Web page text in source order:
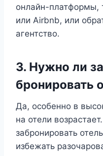
онлайн-платформы,
или Airbnb, или
агентство.
3. Нужно ли
бронировать
Да, особенно в
на отели
забронировать
избежать